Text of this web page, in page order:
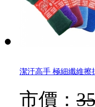
潔汙高手 極細纖維擦
市價：